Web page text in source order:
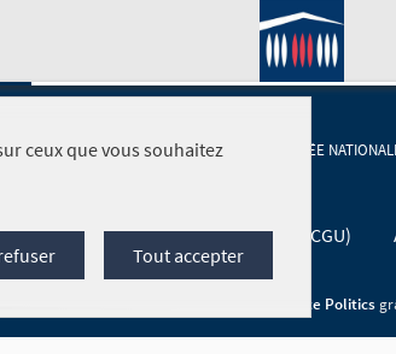
SITE DE L'ASSEMBLÉE
Conditions générales d'utilisation (CGU)
Open Source Politics
ceux que vous souhaitez
Tout accepter